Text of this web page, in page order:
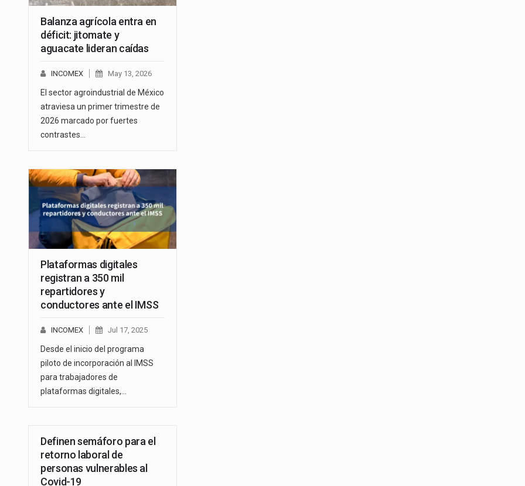
Balanza agrícola entra en
déficit: jitomate y
aguacate lideran caídas
INCOMEX May 13, 2026
El sector agroindustrial de México
atraviesa un primer trimestre de
2026 marcado por fuertes
contrastes…
Plataformas digitales
registran a 350 mil
repartidores y
conductores ante el IMSS
INCOMEX Jul 17, 2025
Desde el inicio del programa
piloto de incorporación al IMSS
para trabajadores de
plataformas digitales,…
Definen semáforo para el
retorno laboral de
personas vulnerables al
Covid-19